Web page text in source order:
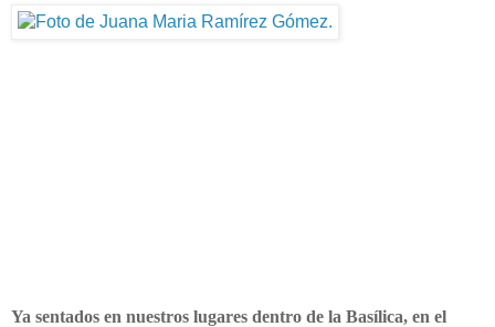
Ya sentados en nuestros lugares dentro de la Basílica, en el